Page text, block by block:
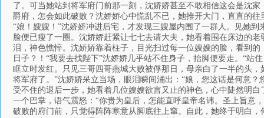
了。可当她站到将军府门前那一刻，沈娇娇甚至不敢相信这会是沈
爵府，怎会如此破败？沈娇娇心中慌乱不已，她推开大门，直直的
“娘！嫂嫂！”沈娇娇冲进后宅，才发现三嫂屋内围了一群人。见她
脸便已瘦了一圈。沈娇娇赶紧让七七去请大夫，她看着围在床边的
泪，神色憔悴。沈娇娇靠着柱子，目光扫过每一位嫂嫂的脸，看到
日子？！“我要去找陛下”沈娇娇几乎站不住身子，抬脚便要走。“站
眶立时发红。只见三哥四哥燕城大败被俘那日，母亲白了一半的头
将军府了。”沈娇娇呆立当场，眼泪瞬间涌出：“娘，您这话是何意
受不住的退后一步，她看着几位嫂嫂欲言又止的神色，心中陡然明
一个巴掌，语气震怒：“你贵为皇后，怎能直呼皇帝名讳。圣上旨意
破败的府门前，只觉得阵阵寒意从脚底往上窜。自此，她终于明白